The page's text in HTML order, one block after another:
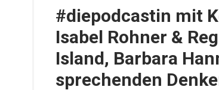
#diepodcastin mit
Isabel Rohner &
Island, Barbara
sprechenden